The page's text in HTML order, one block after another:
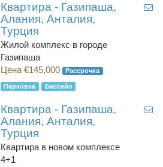
Квартира - Газипаша,
Алания, Анталия,
Турция
Жилой комплекс в городе
Газипаша
Цена €145,000
Рассрочка
Парковка Бассейн
Квартира - Газипаша,
Алания, Анталия,
Турция
Квартира в новом комплексе
4+1